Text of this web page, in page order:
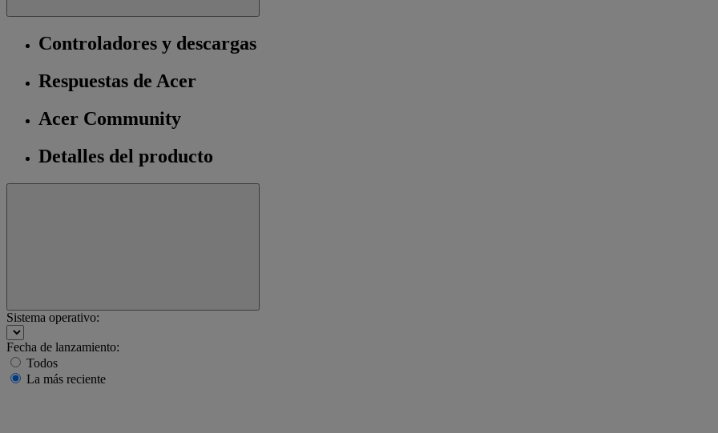
Controladores y descargas
Respuestas de Acer
Acer Community
Detalles del producto
Sistema operativo:
Fecha de lanzamiento:
Todos
La más reciente